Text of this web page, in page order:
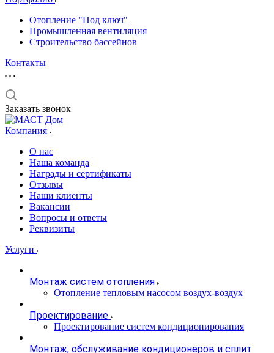
Отопление "Под ключ"
Промышленная вентиляция
Строительство бассейнов
Контакты
Заказать звонок
Компания
О нас
Наша команда
Награды и сертификаты
Отзывы
Наши клиенты
Вакансии
Вопросы и ответы
Реквизиты
Услуги
Монтаж систем отопления
Отопление тепловым насосом воздух-воздух
Проектирование
Проектирование систем кондиционирования
Монтаж, обслуживание кондиционеров и сплит